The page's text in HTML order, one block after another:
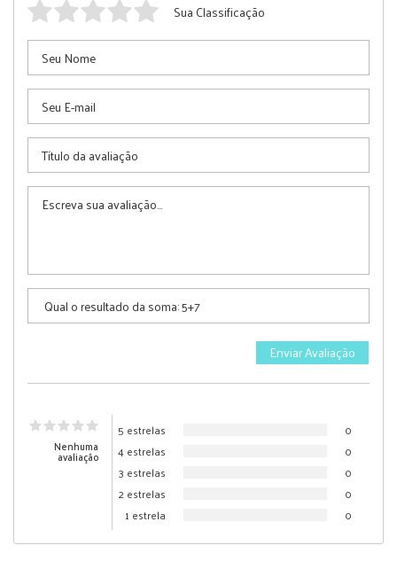
Sua Classificação
Nenhuma
avaliação
5 estrelas
0
4 estrelas
0
3 estrelas
0
2 estrelas
0
1 estrela
0